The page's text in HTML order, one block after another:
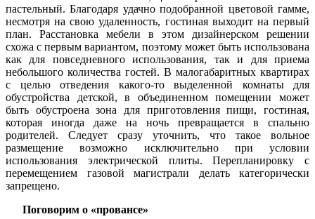
пастельный. Благодаря удачно подобранной цветовой гамме,
несмотря на свою удаленность, гостиная выходит на первый
план. Расстановка мебели в этом дизайнерском решении
схожа с первым вариантом, поэтому может быть использована
как для повседневного использования, так и для приема
небольшого количества гостей. В малогабаритных квартирах
с целью отведения какого-то выделенной комнаты для
обустройства детской, в объединенном помещении может
быть обустроена зона для приготовления пищи, гостиная,
которая иногда даже на ночь превращается в спальню
родителей. Следует сразу уточнить, что такое вольное
размещение возможно исключительно при условии
использования электрической плиты. Перепланировку с
перемещением газовой магистрали делать категорически
запрещено.
Поговорим о «провансе»